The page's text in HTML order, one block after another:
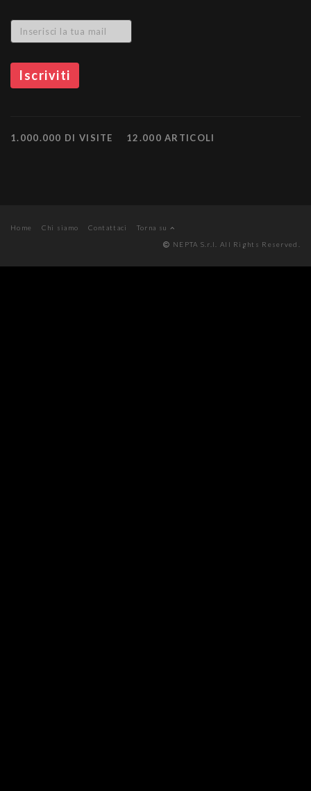
1.000.000 DI VISITE 12.000 ARTICOLI
Home Chi siamo Contattaci
Torna su
NEPTA S.r.l. All Rights Reserved.